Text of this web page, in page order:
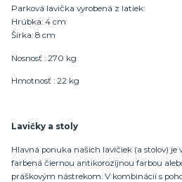
Parková lavička vyrobená z latiek:
Hrúbka: 4 cm
Šírka: 8 cm
Nosnosť : 270 kg
Hmotnosť : 22 kg
Lavičky a stoly
Hlavná ponuka naších lavičiek (a stolov) je
farbená čiernou antikorozíjnou farbou
práškovým nástrekom. V kombinácií s